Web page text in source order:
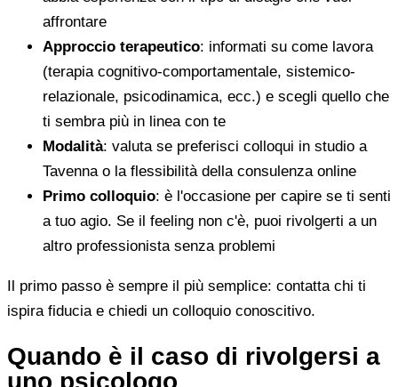
affrontare
Approccio terapeutico: informati su come lavora
(terapia cognitivo-comportamentale, sistemico-
relazionale, psicodinamica, ecc.) e scegli quello che
ti sembra più in linea con te
Modalità: valuta se preferisci colloqui in studio a
Tavenna o la flessibilità della consulenza online
Primo colloquio: è l'occasione per capire se ti senti
a tuo agio. Se il feeling non c'è, puoi rivolgerti a un
altro professionista senza problemi
Il primo passo è sempre il più semplice: contatta chi ti
ispira fiducia e chiedi un colloquio conoscitivo.
Quando è il caso di rivolgersi a
uno psicologo